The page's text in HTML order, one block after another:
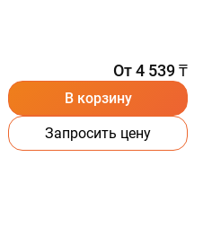
От 4 539 ₸
В корзину
Запросить цену